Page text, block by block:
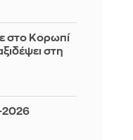
στο Κορωπί
στη
2026